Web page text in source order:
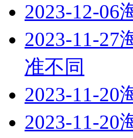
2023-12-06
2023-11-27
准不同
2023-11-20
2023-11-20